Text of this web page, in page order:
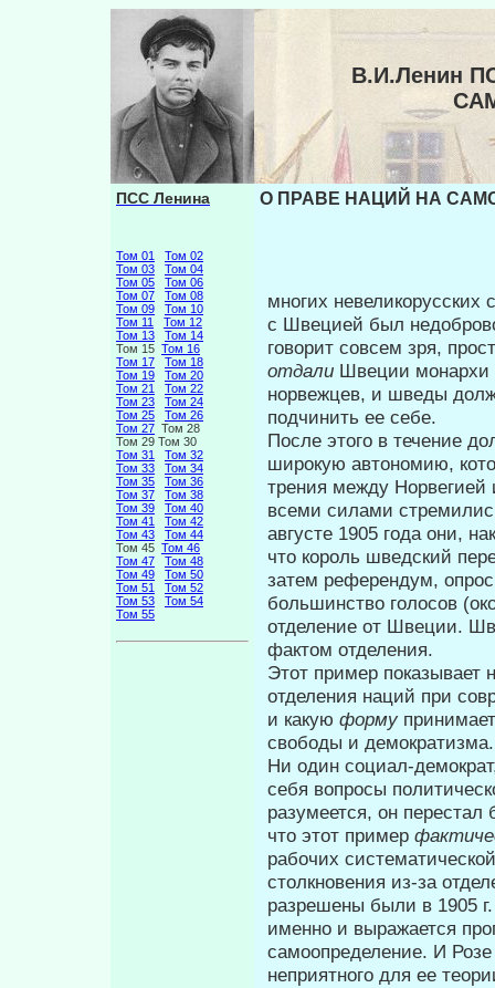
В.И.Ленин
ПСС Ленина
Том 01
Том 02
Том 03
Том 04
Том 05
Том 06
Том 07
Том 08
Том 09
Том 10
Том 11
Том 12
Том 13
Том 14
Том 15 Том 16
Том 17
Том 18
Том 19
Том 20
Том 21
Том 22
Том 23
Том 24
Том 25
Том 26
Том 27 Том 28
Том 29 Том 30
Том 31
Том 32
Том 33
Том 34
Том 35
Том 36
Том 37
Том 38
Том 39
Том 40
Том 41
Том 42
Том 43
Том 44
Том 45 Том 46
Том 47
Том 48
Том 49
Том 50
Том 51
Том 52
Том 53
Том 54
Том 55
О ПРАВЕ НАЦИЙ НА
многих
с Шве­цией был
говорит совсем зря,
отдали Швеции монархи
норвежцев, и шведы
подчинить ее себе.
После этого в течение
широкую авто­номию,
трения между
всеми силами
августе 1905 года они,
что король шведский
затем референдум,
большинство голосов
отделе­ние от Швеции.
фактом отделения.
Этот пример
отделения наций при
и какую форму
свободы и демократизма.
Ни один социал-
себя во­просы
разумеется, он
что этот пример
рабочих
столкновения из-за
разрешены были в 1905
именно и выражается
самоопределение. И
неприятного для ее